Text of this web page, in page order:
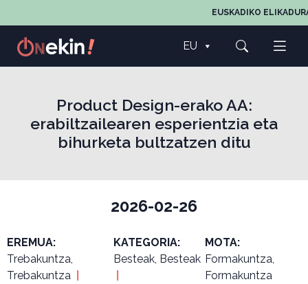
EUSKADIKO
EU
Product Design-erako AA:
erabiltzailearen esperientzia eta
bihurketa bultzatzen ditu
2026-02-26
EREMUA:
Trebakuntza,
Trebakuntza
KATEGORIA:
Besteak, Besteak
MOTA:
Formakuntza,
Formakuntza